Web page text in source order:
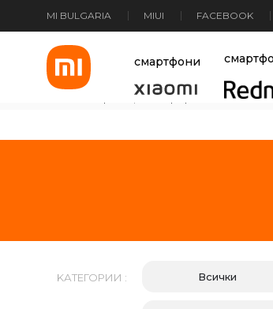
MI BULGARIA MIUI FACEBOOK
смартфони
Xiaomi Bulgaria
Основна страница > Смартфони Xiaomi
KАТЕГОРИИ : Всички